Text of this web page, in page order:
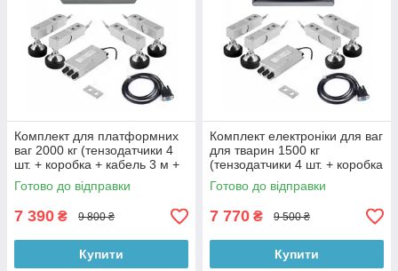
Комплект для платформних
ваг 2000 кг (тензодатчики 4
шт. + коробка + кабель 3 м +
Т7Е дисплей 50 мм)
Готово до відправки
7 390 ₴ 9 800 ₴
Купити
Комплект електроніки для ваг
для тварин 1500 кг
(тензодатчики 4 шт. + коробка
+ кабель 3 м + keli xk3118т1
rs232)
Готово до відправки
7 770 ₴ 9 500 ₴
Купити